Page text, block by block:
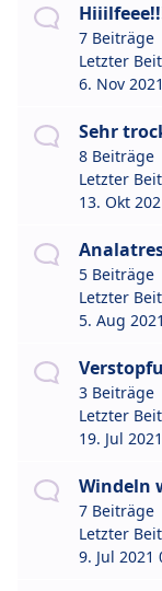
7 Beiträge
Letzter
6. Nov
Sehr
8 Beiträge
Letzter
13. Okt
5 Beiträge
Letzter
5. Aug
3 Beiträge
Letzter
19. Jul
Windeln
7 Beiträge
Letzter
9. Jul 2021